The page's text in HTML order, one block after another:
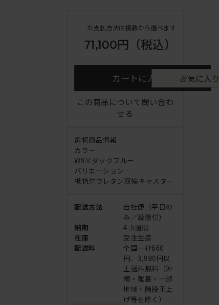
お支払方法は複数から選べます
71,100円 （税込）
カートに入れる お気に入
この商品について問い合わ
せる
選択商品情報
カラー
W9×ダックブルー
バリエーション
抵抗付ウレタン双輪キャスター
配送方法
自社便（平日の
み／設置付）
納期
4-5週間
在庫
受注生産
配送料
全国一律660
円、3,980円以
上送料無料（沖
縄・離島・一部
地域・階段手上
げ等を除く）